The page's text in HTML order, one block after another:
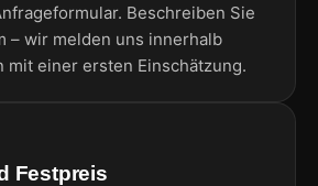
Beschreiben Sie
– wir melden uns innerhalb
mit einer ersten Einschätzung.
Festpreis